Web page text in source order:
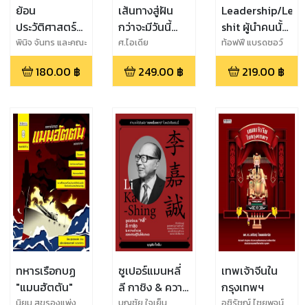
ย้อน
ประวัติศาสตร์
แผ่นดินสมเด็จ
พระนารายณ์
มหาราชผู้ยิ่ง
อาณาจักร
อยุธยา
พินิจ จันทร และคณะ
180.00 ฿
เส้นทางสู่ฝัน
กว่าจะมีวันนี้
ของ แจ็คสัน
หวัง
ศ.ไอเดีย
249.00 ฿
Leadership/
shit ผู้นำคนนั้น
สอนให้รู้ว่า
ท้อฟฟี แบรดชอว์
219.00 ฿
ทหารเรือกบฏ
"แมนฮัตตัน"
ซูเปอร์แมนหลี่
ลี กาชิง & ความ
เทพเจ้าจีนใน
กรุงเทพฯ